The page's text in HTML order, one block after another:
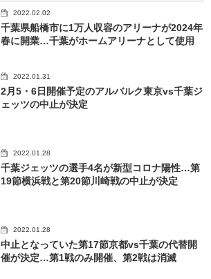
2022.02.02
千葉県船橋市に1万人収容のアリーナが2024年
春に開業…千葉がホームアリーナとして使用
2022.01.31
2月5・6日開催予定のアルバルク東京vs千葉ジ
ェッツの中止が決定
2022.01.28
千葉ジェッツの選手4名が新型コロナ陽性…第
19節横浜戦と第20節川崎戦の中止が決定
2022.01.28
中止となっていた第17節京都vs千葉の代替開
催が決定…第1戦のみ開催、第2戦は消滅